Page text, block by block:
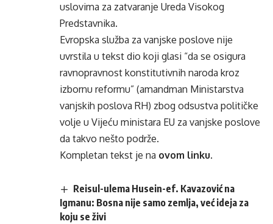
uslovima za zatvaranje Ureda Visokog
Predstavnika.
Evropska služba za vanjske poslove nije
uvrstila u tekst dio koji glasi “da se osigura
ravnopravnost konstitutivnih naroda kroz
izbornu reformu” (amandman Ministarstva
vanjskih poslova RH) zbog odsustva političke
volje u Vijeću ministara EU za vanjske poslove
da takvo nešto podrže.
Kompletan tekst je na ovom linku.
Reisul-ulema Husein-ef. Kavazović na
Igmanu: Bosna nije samo zemlja, već ideja za
koju se živi